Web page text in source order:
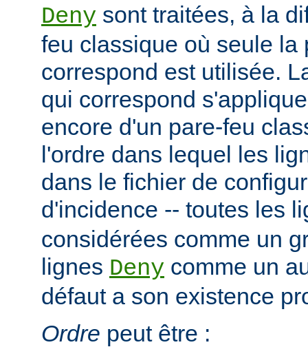
Deny sont traitées, à la
feu classique où seule la
correspond est utilisée.
qui correspond
encore d'un pare-feu
l'ordre dans lequel les
dans le fichier de
d'incidence -- toutes les
considérées comme un
lignes Deny comme un
défaut a son existence
Ordre peut être :